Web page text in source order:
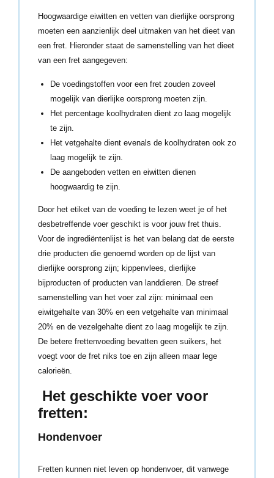
Hoogwaardige eiwitten en vetten van dierlijke oorsprong
moeten een aanzienlijk deel uitmaken van het dieet van
een fret. Hieronder staat de samenstelling van het dieet
van een fret aangegeven:
De voedingstoffen voor een fret zouden zoveel
mogelijk van dierlijke oorsprong moeten zijn.
Het percentage koolhydraten dient zo laag mogelijk
te zijn.
Het vetgehalte dient evenals de koolhydraten ook zo
laag mogelijk te zijn.
De aangeboden vetten en eiwitten dienen
hoogwaardig te zijn.
Door het etiket van de voeding te lezen weet je of het
desbetreffende voer geschikt is voor jouw fret thuis.
Voor de ingrediëntenlijst is het van belang dat de eerste
drie producten die genoemd worden op de lijst van
dierlijke oorsprong zijn; kippenvlees, dierlijke
bijproducten of producten van landdieren. De streef
samenstelling van het voer zal zijn: minimaal een
eiwitgehalte van 30% en een vetgehalte van minimaal
20% en de vezelgehalte dient zo laag mogelijk te zijn.
De betere frettenvoeding bevatten geen suikers, het
voegt voor de fret niks toe en zijn alleen maar lege
calorieën.
Het geschikte voer voor
fretten:
Hondenvoer
Fretten kunnen niet leven op hondenvoer, dit vanwege